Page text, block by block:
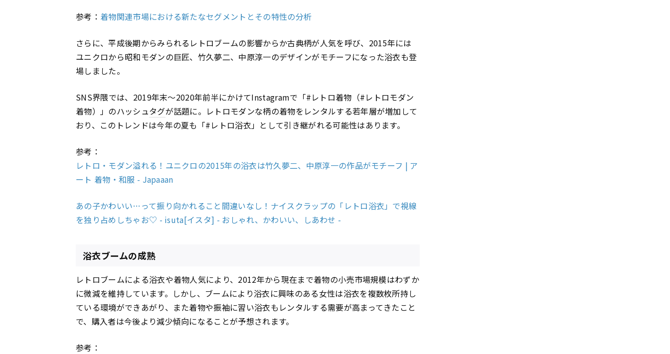
参考： 着物関連市場における新たなセグメントとその特性の分析
さらに、平成後期からみられるレトロブームの影響からか古典柄が人気を呼び、2015年には
ユニクロから昭和モダンの巨匠、竹久夢二、中原淳一のデザインがモチーフになった浴衣も登
場しました。
SNS界隈では、2019年末～2020年前半にかけてInstagramで「#レトロ着物（#レトロモダン
着物）」のハッシュタグが話題に。レトロモダンな柄の着物をレンタルする若年層が増加して
おり、このトレンドは今年の夏も「#レトロ浴衣」として引き継がれる可能性はあります。
参考：
レトロ・モダン溢れる！ユニクロの2015年の浴衣は竹久夢二、中原淳一の作品がモチーフ | ア
ート 着物・和服 - Japaaan
あの子かわいい…って振り向かれること間違いなし！ナイスクラップの「レトロ浴衣」で視線
を独り占めしちゃお♡ - isuta[イスタ] - おしゃれ、かわいい、しあわせ -
浴衣ブームの成熟
レトロブームによる浴衣や着物人気により、2012年から現在まで着物の小売市場規模はわずか
に微減を維持しています。しかし、ブームにより浴衣に興味のある女性は浴衣を複数枚所持し
ている環境ができあがり、また着物や振袖に習い浴衣もレンタルする需要が高まってきたこと
で、購入者は今後より減少傾向になることが予想されます。
参考：